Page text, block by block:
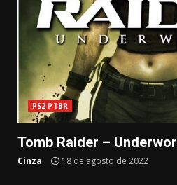
PS2 PTBR
Tomb Raider –
Cinza 18 de agosto de 2022